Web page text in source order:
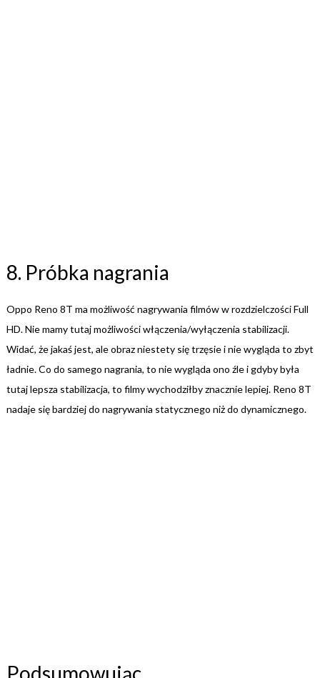
8. Próbka nagrania
Oppo Reno 8T ma możliwość nagrywania filmów w rozdzielczości Full
HD. Nie mamy tutaj możliwości włączenia/wyłączenia stabilizacji.
Widać, że jakaś jest, ale obraz niestety się trzęsie i nie wygląda to zbyt
ładnie. Co do samego nagrania, to nie wygląda ono źle i gdyby była
tutaj lepsza stabilizacja, to filmy wychodziłby znacznie lepiej. Reno 8T
nadaje się bardziej do nagrywania statycznego niż do dynamicznego.
Podsumowując